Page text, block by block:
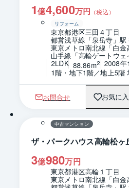
1億4,600万円 （税込）
リフォーム
東京都港区三田４丁目
都営浅草線「泉岳寺」駅
東京メトロ南北線「白
山手線「高輪ゲートウ
2LDK 88.86m2 2008年
1階・地下1階／地上5階
お問合せ お気に
1 / 0
中古マンション
ザ・パークハウス高輪松ヶ
3億980万円
東京都港区高輪１丁目
東京メトロ南北線「白